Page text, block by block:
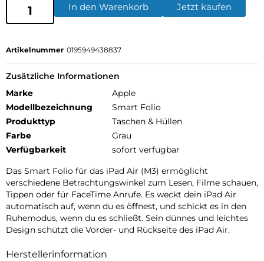
In den Warenkorb Jetzt kaufen
Artikelnummer 0195949438837
Zusätzliche Informationen
Marke
Apple
Modellbezeichnung
Smart Folio
Produkttyp
Taschen & Hüllen
Farbe
Grau
Verfügbarkeit
sofort verfügbar
Das Smart Folio für das iPad Air (M3) ermöglicht
verschiedene Betrachtungswinkel zum Lesen, Filme schauen,
Tippen oder für FaceTime Anrufe. Es weckt dein iPad Air
auto­matisch auf, wenn du es öffnest, und schickt es in den
Ruhemodus, wenn du es schließt. Sein dünnes und leichtes
Design schützt die Vorder- und Rückseite des iPad Air.
Herstellerinformation